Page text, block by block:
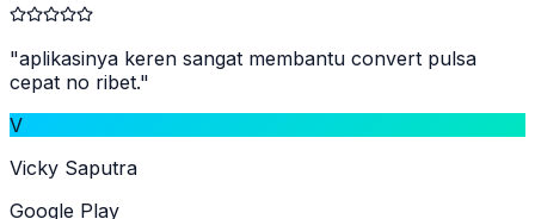
"aplikasinya keren sangat membantu convert pulsa
cepat no ribet."
V
Vicky Saputra
Google Play